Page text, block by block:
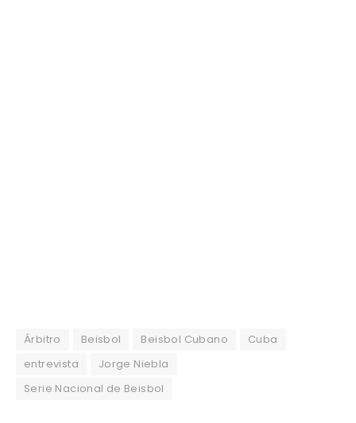
Árbitro Beisbol Beisbol Cubano
Cuba
entrevista
Jorge Niebla
Serie Nacional de Beisbol